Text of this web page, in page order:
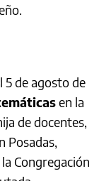
5 de agosto de
en la
de docentes,
Posadas,
Congregación